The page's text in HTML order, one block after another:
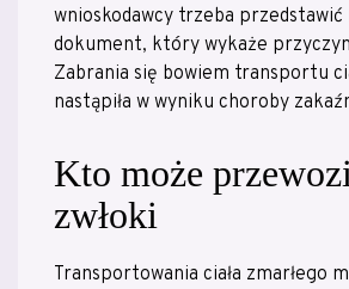
wnioskodawcy trzeba przedstawić
dokument, który wykaże
Zabrania się bowiem transportu
nastąpiła w wyniku choroby
Kto może
zwłoki
Transportowania ciała zmarłego